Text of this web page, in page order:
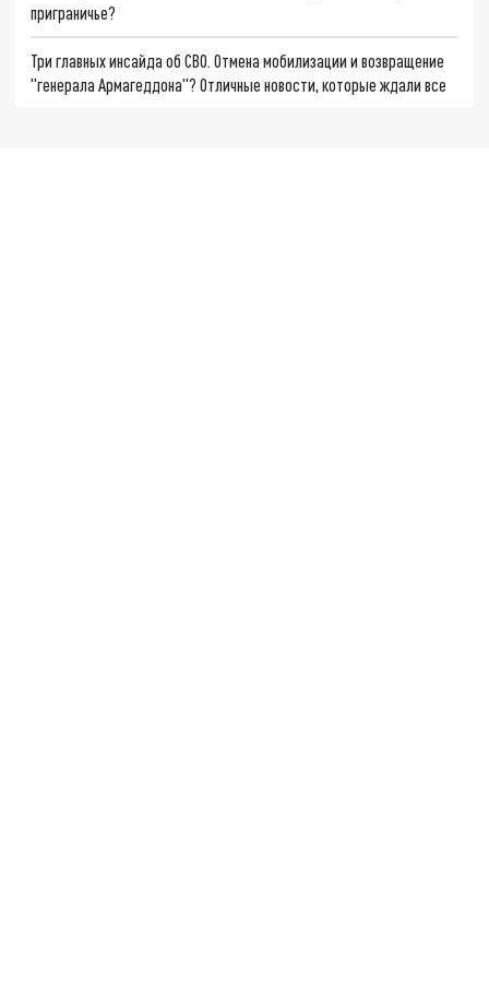
приграничье?
Три главных инсайда об СВО. Отмена мобилизации и возвращение
"генерала Армагеддона"? Отличные новости, которые ждали все